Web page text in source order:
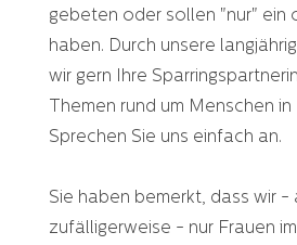
gebeten oder sollen "nur" ein
haben. Durch unsere
wir gern Ihre
Themen rund um Menschen
Sprechen Sie uns einfach an.
Sie haben bemerkt, dass wir -
zufälligerweise - nur Frauen